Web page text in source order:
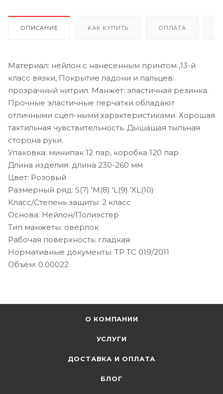
ОПИСАНИЕ КАК КУПИТЬ ОПЛАТА
Материал: нейлон с нанесенным принтом ,13-й
класс вязки, Покрытие ладони и пальцев:
прозрачный нитрил. Манжет: эластичная резинка.
Прочные эластичные перчатки обладают
отличными сцеп-ными характеристиками. Хорошая
тактильная чувствительность. Дышащая тыльная
сторона руки.
Упаковка: минипак 12 пар, коробка 120 пар
Длина изделия: длина 230-260 мм
Цвет: Розовый
Размерный ряд: S(7) 'M(8) 'L(9) 'XL(10)
Класс/Степень защиты: 2 класс
Основа: Нейлон/Полиэстер
Тип манжеты: оверлок
Рабочая поверхность: гладкая
Нормативные документы: ТР ТС 019/2011
Объем: 0.00022
О КОМПАНИИ
УСЛУГИ
ДОСТАВКА И ОПЛАТА
БЛОГ